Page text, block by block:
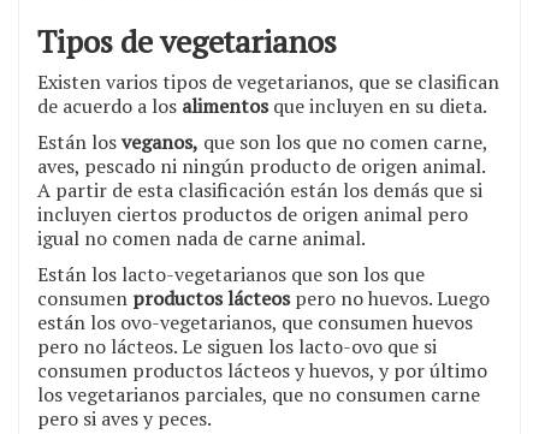
Tipos de vegetarianos
Existen varios tipos de vegetarianos, que se clasifican
de acuerdo a los alimentosque incluyen en su dieta.
Están losveganos, que son los que no comen carne,
aves, pescado ni ningún producto de origen animal.
A partir de esta clasificación están los demás que si
incluyen ciertos productos de origen animal pero
igual no comen nada de carne animal.
Están los lacto-vegetarianos que son los que
consumen productos lácteospero no huevos. Luego
están los ovo-vegetarianos, que consumen huevos
pero no lácteos. Le siguen los lacto-ovo que si
consumen productos lácteos y huevos, y por último
los vegetarianos parciales, que no consumen carne
pero si aves y peces.